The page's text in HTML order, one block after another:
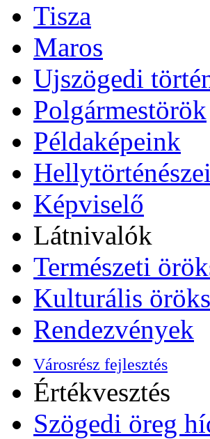
Tisza
Maros
Ujszögedi
Polgármestörök
Példaképeink
Képviselő
Látnivalók
Természeti
Kulturális
Rendezvények
Városrész fejlesztés
Értékvesztés
Szögedi öreg